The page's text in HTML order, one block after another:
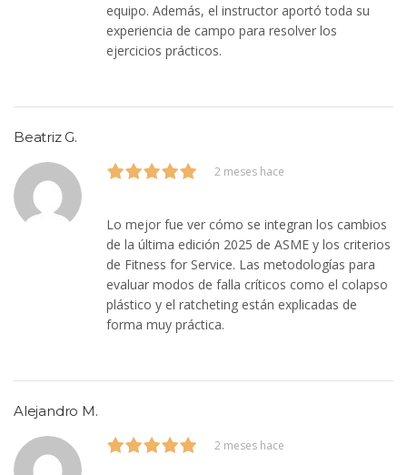
equipo. Además, el instructor aportó toda su
experiencia de campo para resolver los
ejercicios prácticos.
Beatriz G.
2 meses hace
Lo mejor fue ver cómo se integran los cambios
de la última edición 2025 de ASME y los criterios
de Fitness for Service. Las metodologías para
evaluar modos de falla críticos como el colapso
plástico y el ratcheting están explicadas de
forma muy práctica.
Alejandro M.
2 meses hace